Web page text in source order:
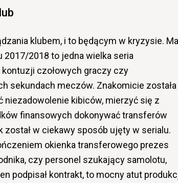
klubem, i to będącym w kryzysie. Ma
2017/2018 to jedna wielka seria
czołowych graczy czy
sekundach meczów. Znakomicie została
niezadowolenie kibiców, mierzyć się z
finansowych dokonywać transferów
w ciekawy sposób ujęty w serialu.
okienka transferowego prezes
czy personel szukający samolotu,
podpisał kontrakt, to mocny atut